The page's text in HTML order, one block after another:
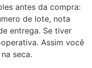
antes da compra:
de lote, nota
entrega. Se tiver
Assim você
seca.